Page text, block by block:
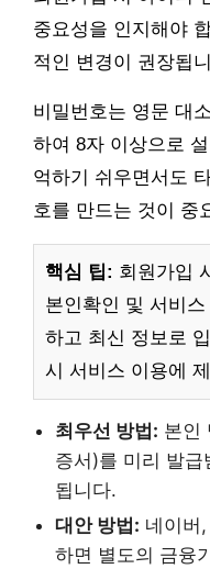
중요성을 인지해야
적인 변경이 권장됩
비밀번호는 영문 대
하여 8자 이상으로
억하기 쉬우면서도
호를 만드는 것이 중
핵심 팁: 회원가입
본인확인 및 서비
하고 최신 정보로
시 서비스 이용에
최우선 방법: 본인
증서)를 미리 발
됩니다.
대안 방법: 네이버
하면 별도의 금융